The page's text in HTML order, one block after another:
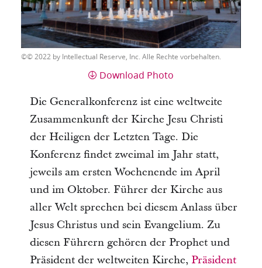
© 2022 by Intellectual Reserve, Inc. Alle Rechte vorbehalten.
Download Photo
Die Generalkonferenz ist eine weltweite
Zusammenkunft der Kirche Jesu Christi
der Heiligen der Letzten Tage. Die
Konferenz findet zweimal im Jahr statt,
jeweils am ersten Wochenende im April
und im Oktober. Führer der Kirche aus
aller Welt sprechen bei diesem Anlass über
Jesus Christus und sein Evangelium. Zu
diesen Führern gehören der Prophet und
Präsident der weltweiten Kirche, Präsident